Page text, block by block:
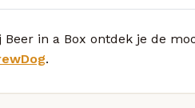
Beer in a Box ontdek je de
.